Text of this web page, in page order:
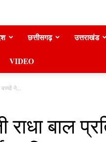
छत्तीसगढ़ उत्तराखंड
VIDEO
ने...
बाल